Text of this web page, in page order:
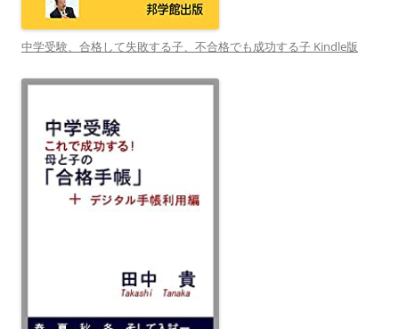
中学受験、合格して失敗する子、不合格でも成功する子 Kindle版